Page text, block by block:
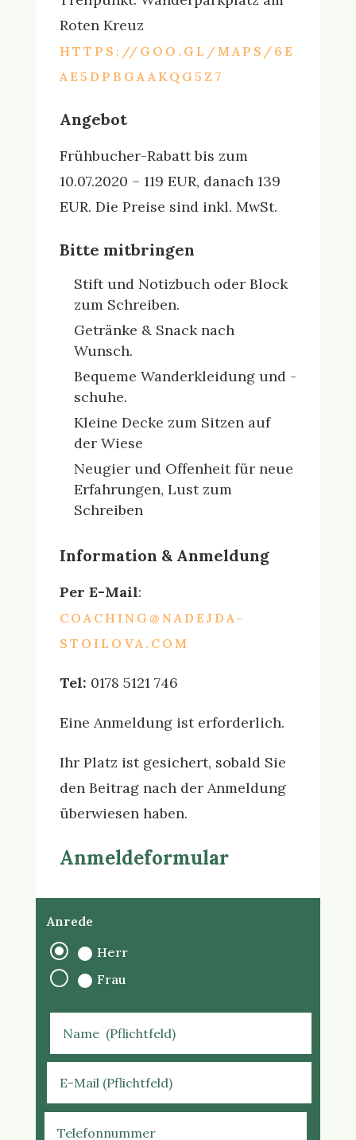
Roten Kreuz
HTTPS://GOO.GL/MAPS/6E
AE5DPBGAAKQG5Z7
Angebot
Frühbucher-Rabatt bis zum
10.07.2020 – 119 EUR, danach 139
EUR. Die Preise sind inkl. MwSt.
Bitte mitbringen
Stift und Notizbuch oder Block
zum Schreiben.
Getränke & Snack nach
Wunsch.
Bequeme Wanderkleidung und -
schuhe.
Kleine Decke zum Sitzen auf
der Wiese
Neugier und Offenheit für neue
Erfahrungen, Lust zum
Schreiben
Information & Anmeldung
Per E-Mail:
COACHING@NADEJDA-
STOILOVA.COM
Tel: 0178 5121 746
Eine Anmeldung ist erforderlich.
Ihr Platz ist gesichert, sobald Sie
den Beitrag nach der Anmeldung
überwiesen haben.
Anmeldeformular
Anrede
Herr
Frau